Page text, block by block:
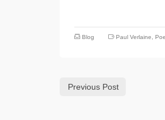
Blog Paul Verlaine
Previous Post